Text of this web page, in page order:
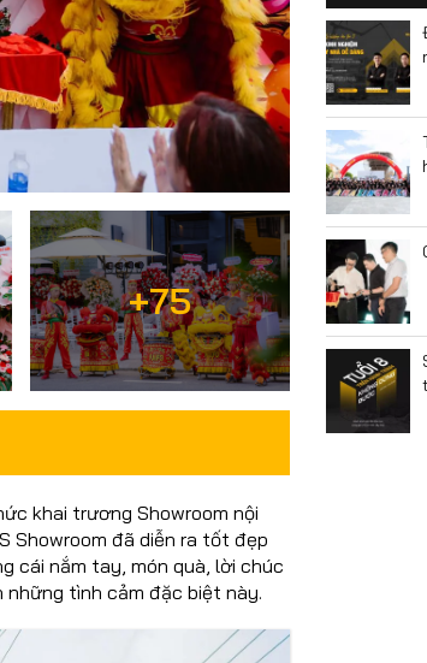
+75
khai trương Showroom nội
Showroom đã diễn ra tốt đẹp
cái nắm tay, món quà, lời chúc
những tình cảm đặc biệt này.